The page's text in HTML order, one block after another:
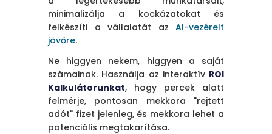
minimalizálja a kockázatokat és
felkészíti a vállalatát az AI-vezérelt
jövőre.
Ne higgyen nekem, higgyen a saját
számainak. Használja az interaktív ROI
Kalkulátorunkat, hogy percek alatt
felmérje, pontosan mekkora "rejtett
adót" fizet jelenleg, és mekkora lehet a
potenciális megtakarítása.